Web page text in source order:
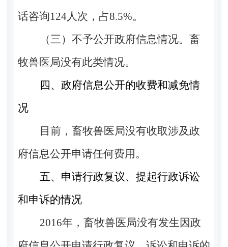
话咨询124人次，占8.5%。
（三）不予公开政府信息情况。 畜
牧兽医局没有此类情况。
四、政府信息公开的收费和减免情
况
目前，畜牧兽医局没有收取涉及政
府信息公开申请任何费用。
五、申请行政复议、提起行政诉讼
和申诉的情况
2016年，畜牧兽医局没有发生因政